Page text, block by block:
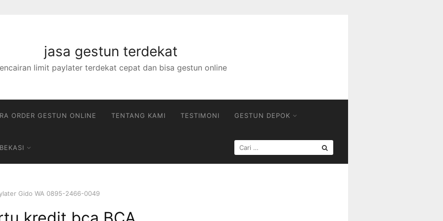
jasa gestun terdekat
limit paylater terdekat cepat dan bisa gestun online
ORDER GESTUN ONLINE TENTANG KAMI TESTIMONI GESTUN DEPOK
CARI
UNTUK:
Gido WA 0895-2466-0049